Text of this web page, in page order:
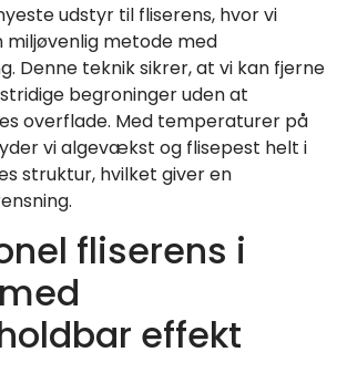
udstyr til fliserens, hvor vi
metode med
Denne teknik sikrer, at vi kan fjerne
begroninger uden at
overflade. Med temperaturer på
vi algevækst og flisepest helt i
struktur, hvilket giver en
fliserens i
effekt